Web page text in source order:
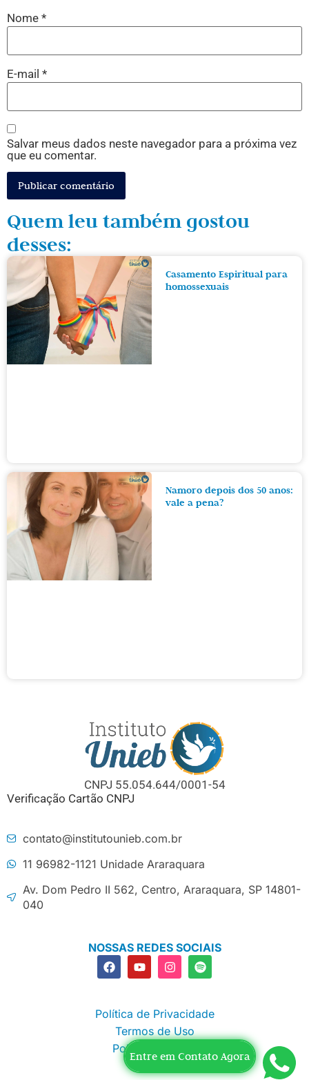
Nome *
E-mail *
Salvar meus dados neste navegador para a próxima vez
que eu comentar.
Quem leu também gostou
desses:
Casamento Espiritual para
homossexuais
Namoro depois dos 50 anos:
vale a pena?
CNPJ 55.054.644/0001-54
Verificação Cartão CNPJ
Entre em Contato Agora
contato@institutounieb.com.br
11 96982-1121 Unidade Araraquara
Av. Dom Pedro II 562, Centro, Araraquara, SP 14801-
040
NOSSAS REDES SOCIAIS
Política de Privacidade
Termos de Uso
Política Editorial